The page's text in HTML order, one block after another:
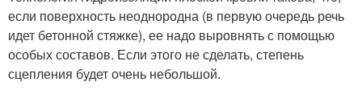
если поверхность неоднородна (в первую очередь речь
идет бетонной стяжке), ее надо выровнять с помощью
особых составов. Если этого не сделать, степень
сцепления будет очень небольшой.